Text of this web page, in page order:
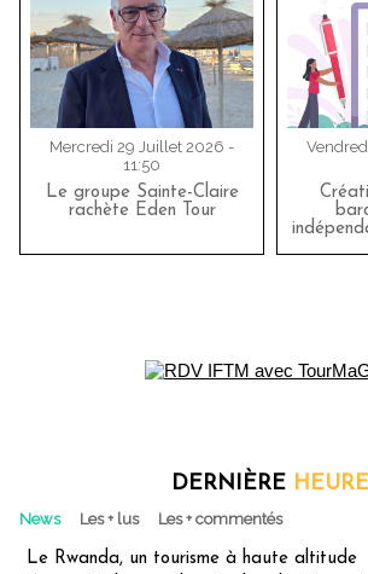
Mercredi 29 Juillet 2026 -
11:50
Le groupe Sainte-Claire
rachète Eden Tour
DERNIÈRE HEURE
News Les + lus Les + commentés
Le Rwanda, un tourisme à haute altitude